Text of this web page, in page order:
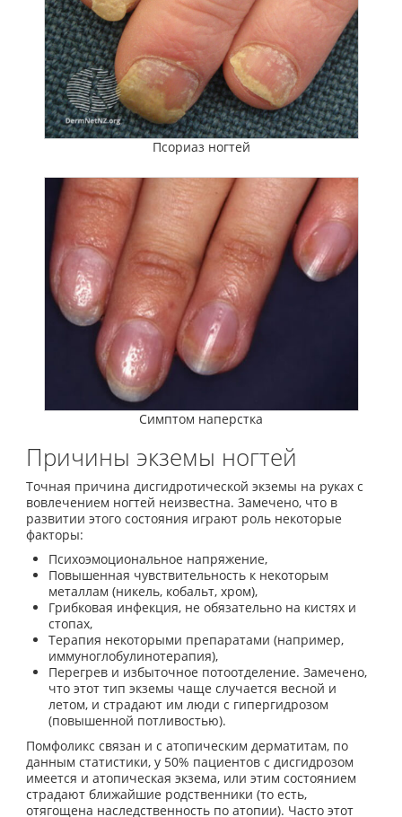
Псориаз ногтей
Симптом наперстка
Причины экземы ногтей
Точная причина дисгидротической экземы на руках с
вовлечением ногтей неизвестна. Замечено, что в
развитии этого состояния играют роль некоторые
факторы:
Психоэмоциональное напряжение,
Повышенная чувствительность к некоторым
металлам (никель, кобальт, хром),
Грибковая инфекция, не обязательно на кистях и
стопах,
Терапия некоторыми препаратами (например,
иммуноглобулинотерапия),
Перегрев и избыточное потоотделение. Замечено,
что этот тип экземы чаще случается весной и
летом, и страдают им люди с гипергидрозом
(повышенной потливостью).
Помфоликс связан и с атопическим дерматитам, по
данным статистики, у 50% пациентов с дисгидрозом
имеется и атопическая экзема, или этим состоянием
страдают ближайшие родственники (то есть,
отягощена наследственность по атопии). Часто этот